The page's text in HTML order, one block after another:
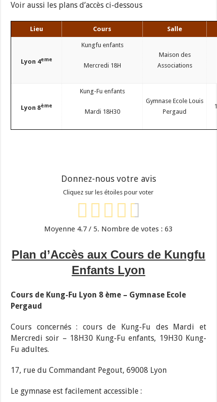
Voir aussi les plans d’accès ci-dessous
Lieu Cours Salle
Lyon 4eme
Kungfu enfants
Mercredi 18H
Maison des
Associations
Lyon 8ème
Kung-Fu enfants
Mardi 18H30
Gymnase Ecole Louis
Pergaud
Donnez-nous votre avis
Cliquez sur les étoiles pour voter
Moyenne 4.7 / 5. Nombre de votes :63
Plan d’Accès aux Cours de Kungfu
Enfants Lyon
Cours de Kung-Fu Lyon 8 ème – Gymnase Ecole
Pergaud
Cours concernés : cours de Kung-Fu des Mardi et
Mercredi soir – 18H30 Kung-Fu enfants, 19H30 Kung-
Fu adultes.
17, rue du Commandant Pegout, 69008 Lyon
Le gymnase est facilement accessible :